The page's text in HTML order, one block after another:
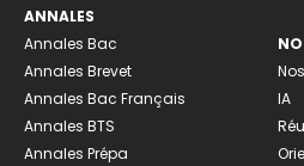
ANNALES
Annales Bac
Annales Brevet
Annales Bac Français
Annales BTS
Annales Prépa
IA